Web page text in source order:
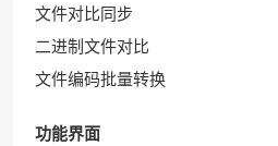
文件对比同步
二进制文件对比
文件编码批量转换
功能界面